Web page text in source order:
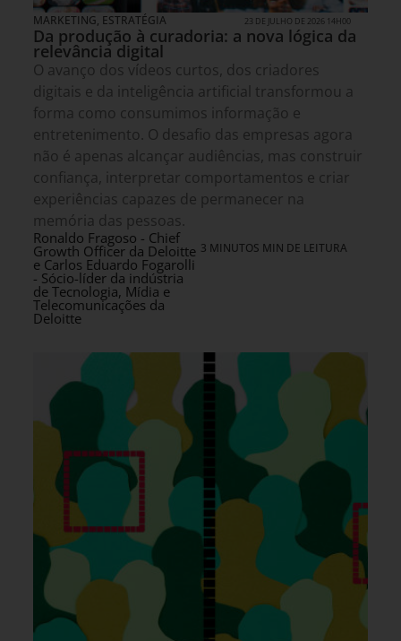
MARKETING, ESTRATÉGIA 23 DE JULHO DE 2026 14H00
Da produção à curadoria: a nova lógica da
relevância digital
O avanço dos vídeos curtos, dos criadores
digitais e da inteligência artificial transformou a
forma como consumimos informação e
entretenimento. O desafio das empresas agora
não é apenas alcançar audiências, mas construir
confiança, interpretar comportamentos e criar
experiências capazes de permanecer na
memória das pessoas.
Ronaldo Fragoso - Chief
Growth Officer da Deloitte
e Carlos Eduardo Fogarolli
- Sócio-líder da indústria
de Tecnologia, Mídia e
Telecomunicações da
Deloitte
3 MINUTOS MIN DE LEITURA